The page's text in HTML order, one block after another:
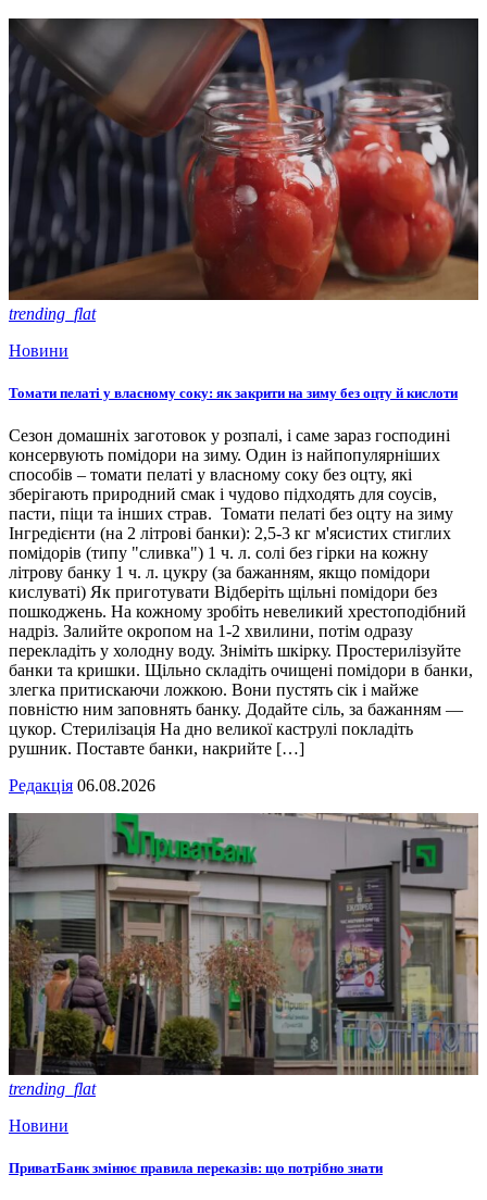
trending_flat
Новини
Томати пелаті у власному соку: як закрити на зиму без оцту й кислоти
Сезон домашніх заготовок у розпалі, і саме зараз господині
консервують помідори на зиму. Один із найпопулярніших
способів – томати пелаті у власному соку без оцту, які
зберігають природний смак і чудово підходять для соусів,
пасти, піци та інших страв. Томати пелаті без оцту на зиму
Інгредієнти (на 2 літрові банки): 2,5-3 кг м'ясистих стиглих
помідорів (типу "сливка") 1 ч. л. солі без гірки на кожну
літрову банку 1 ч. л. цукру (за бажанням, якщо помідори
кислуваті) Як приготувати Відберіть щільні помідори без
пошкоджень. На кожному зробіть невеликий хрестоподібний
надріз. Залийте окропом на 1-2 хвилини, потім одразу
перекладіть у холодну воду. Зніміть шкірку. Простерилізуйте
банки та кришки. Щільно складіть очищені помідори в банки,
злегка притискаючи ложкою. Вони пустять сік і майже
повністю ним заповнять банку. Додайте сіль, за бажанням —
цукор. Стерилізація На дно великої каструлі покладіть
рушник. Поставте банки, накрийте […]
Редакція 06.08.2026
trending_flat
Новини
ПриватБанк змінює правила переказів: що потрібно знати